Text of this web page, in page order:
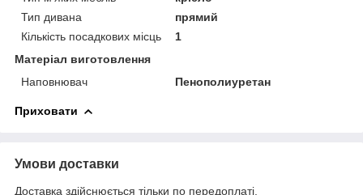
Тип дивана
прямий
Кількість посадкових місць
1
Матеріал виготовлення
Наповнювач
Пенополиуретан
Приховати
Умови доставки
Доставка здійснюється тільки по передоплаті.